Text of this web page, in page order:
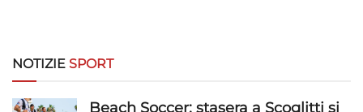
Funzionalità
fonti di dati, Collegare diversi dispositivi,
NOTIZIE SPORT
Beach Soccer: stasera a Scoglitti si